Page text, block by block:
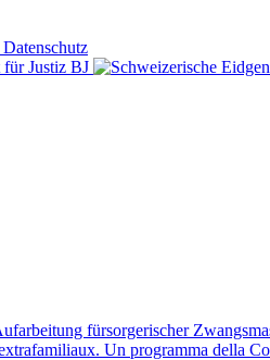
Datenschutz